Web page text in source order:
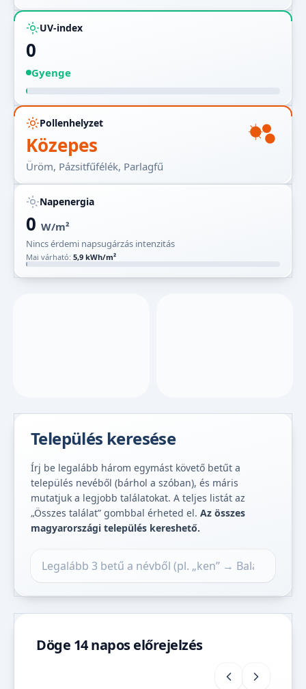
UV-index
0
Gyenge
Pollenhelyzet
Közepes
Üröm, Pázsitfűfélék, Parlagfű
Napenergia
0 W/m²
Nincs érdemi napsugárzás intenzitás
Mai várható: 5,9 kWh/m²
Település keresése
Írj be legalább három egymást követő betűt a
település nevéből (bárhol a szóban), és máris
mutatjuk a legjobb találatokat. A teljes listát az
„Összes találat” gombbal érheted el. Az összes
magyarországi település kereshető.
Döge 14 napos előrejelzés